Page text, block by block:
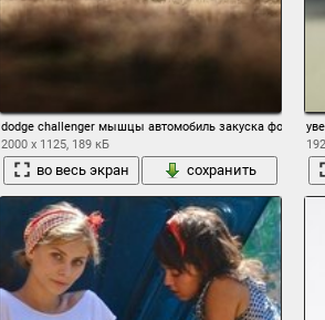
dodge challenger мышцы автомобиль закуска
2000 x 1125, 189 кБ
во весь экран сохранить